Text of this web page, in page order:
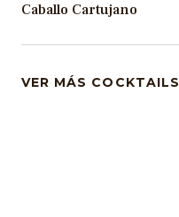
Caballo Cartujano
VER MÁS COCKTAILS